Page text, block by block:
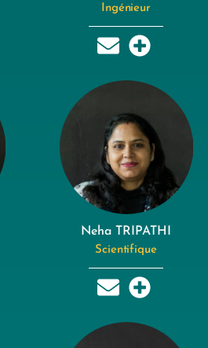
Ingénieur
Neha TRIPATHI
Scientifique